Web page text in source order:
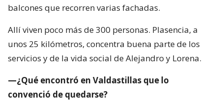
balcones que recorren varias fachadas.
Allí viven poco más de 300 personas. Plasencia, a
unos 25 kilómetros, concentra buena parte de los
servicios y de la vida social de Alejandro y Lorena.
—¿Qué encontró en Valdastillas que lo
convenció de quedarse?